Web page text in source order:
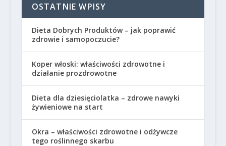
OSTATNIE WPISY
Dieta Dobrych Produktów – jak poprawić
zdrowie i samopoczucie?
Koper włoski: właściwości zdrowotne i
działanie prozdrowotne
Dieta dla dziesięciolatka – zdrowe nawyki
żywieniowe na start
Okra – właściwości zdrowotne i odżywcze
tego roślinnego skarbu